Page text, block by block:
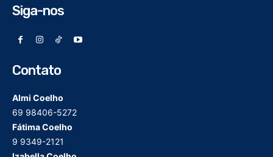
Siga-nos
Contato
Almi Coelho
69 98406-5272
Fátima Coelho
9 9349-2121